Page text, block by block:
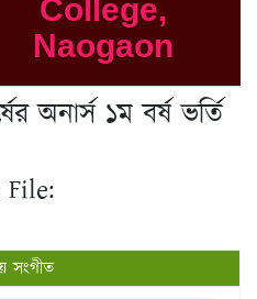
অনার্স ১ম বর্ষ ভর্তি
সংগীত